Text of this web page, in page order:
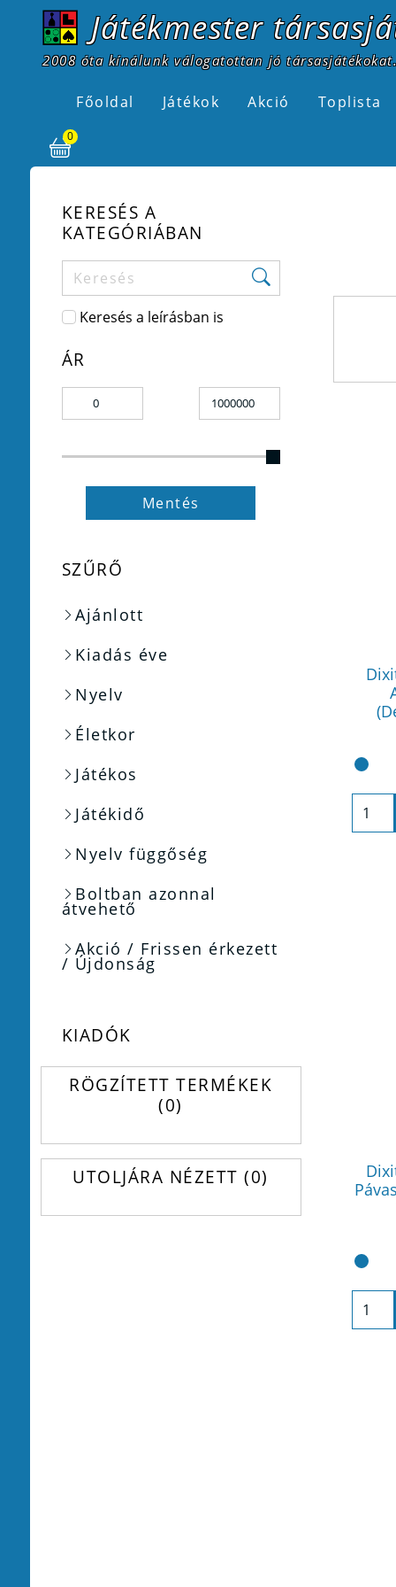
Játékmester
2008 óta kínálunk válogatottan jó
Főoldal Játékok Akció Toplista
0
KERESÉS A
KATEGÓRIÁBAN
Keresés a leírásban is
ÁR
Mentés
SZŰRŐ
Ajánlott
Kiadás éve
Nyelv
Életkor
Játékos
Játékidő
Nyelv függőség
Boltban azonnal
átvehető
Akció / Frissen érkezett
/ Újdonság
KIADÓK
RÖGZÍTETT TERMÉKEK
0
UTOLJÁRA NÉZETT 0